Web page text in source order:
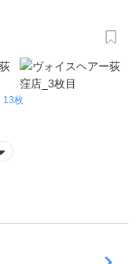
13枚